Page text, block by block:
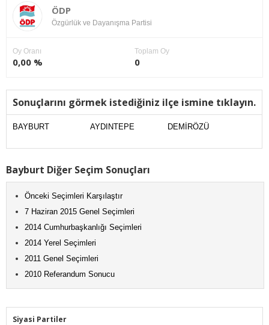
ÖDP
Özgürlük ve Dayanışma Partisi
Oy Oranı
0,00 %
Toplam Oy
0
Sonuçlarını görmek istediğiniz ilçe ismine tıklayın.
BAYBURT AYDINTEPE DEMİRÖZÜ
Bayburt Diğer Seçim Sonuçları
Önceki Seçimleri Karşılaştır
7 Haziran 2015 Genel Seçimleri
2014 Cumhurbaşkanlığı Seçimleri
2014 Yerel Seçimleri
2011 Genel Seçimleri
2010 Referandum Sonucu
Siyasi Partiler